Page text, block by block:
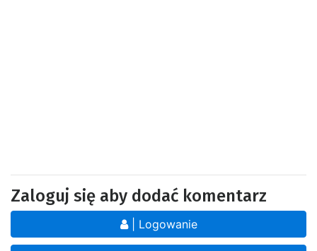
Zaloguj się aby dodać komentarz
| Logowanie